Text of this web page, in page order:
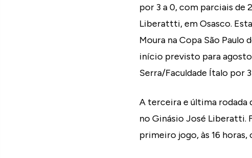
por 3 a 0, com parciais de
Liberattti, em Osasco.
Moura na Copa São Paulo
início previsto para
Serra/Faculdade Ítalo por
A terceira e última rodada
no Ginásio José Liberatti.
primeiro jogo, às 16